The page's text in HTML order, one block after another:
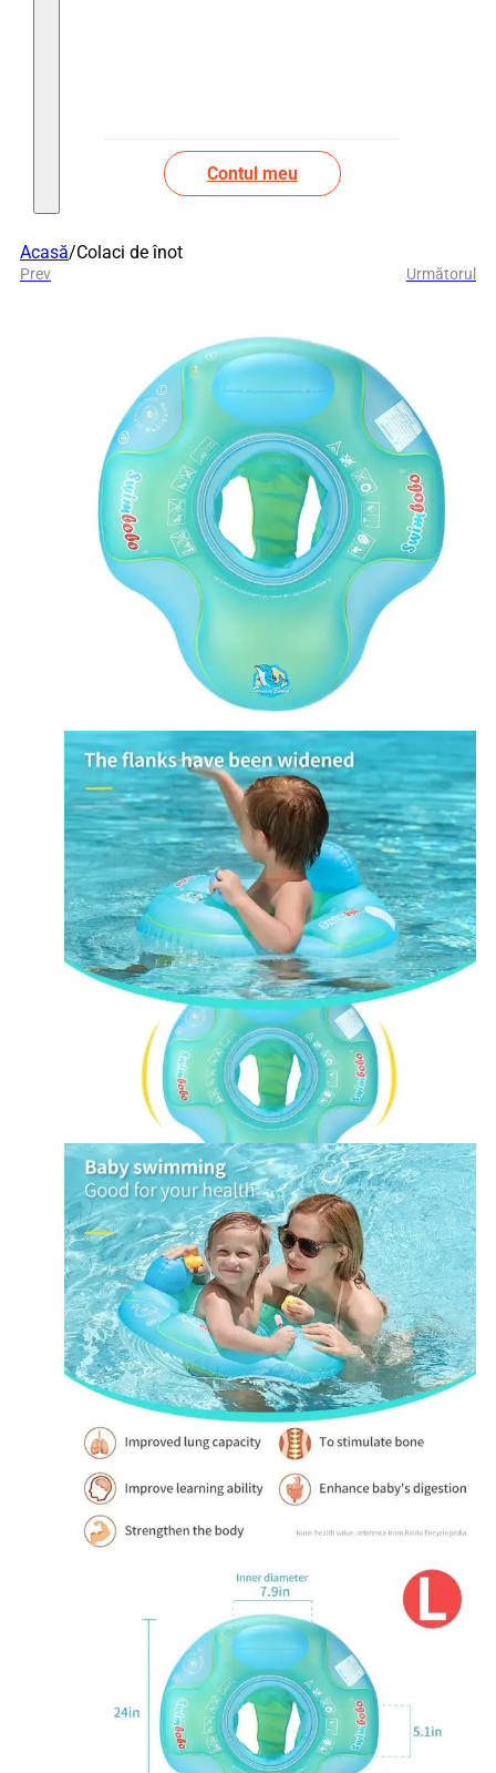
Contul meu
Acasă/Colaci de înot
Prev Următorul